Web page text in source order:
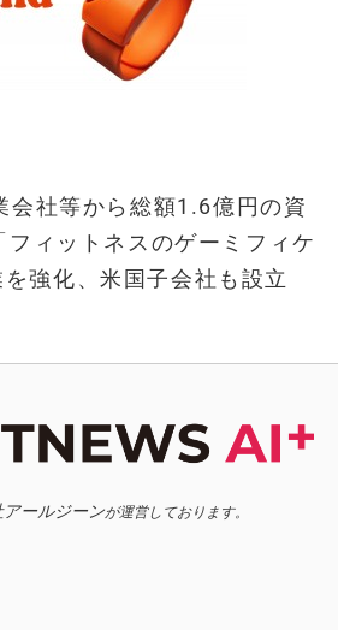
社等から総額1.6億円の資
ィットネスのゲーミフィケ
強化、米国子会社も設立
ールジーンが運営しております。